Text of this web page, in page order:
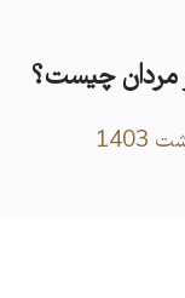
مردان چیست؟